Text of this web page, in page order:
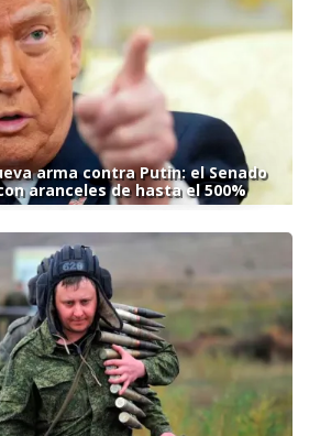
arma contra Putin: el Senado
aranceles de hasta el 500%